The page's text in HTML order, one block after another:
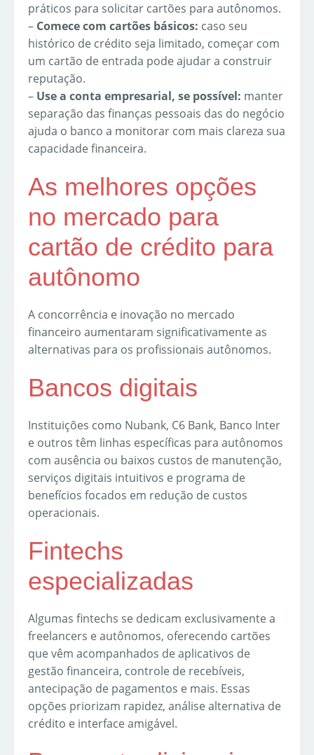
práticos para solicitar cartões para autônomos.
– Comece com cartões básicos: caso seu
histórico de crédito seja limitado, começar com
um cartão de entrada pode ajudar a construir
reputação.
– Use a conta empresarial, se possível: manter
separação das finanças pessoais das do negócio
ajuda o banco a monitorar com mais clareza sua
capacidade financeira.
As melhores opções
no mercado para
cartão de crédito para
autônomo
A concorrência e inovação no mercado
financeiro aumentaram significativamente as
alternativas para os profissionais autônomos.
Bancos digitais
Instituições como Nubank, C6 Bank, Banco Inter
e outros têm linhas específicas para autônomos
com ausência ou baixos custos de manutenção,
serviços digitais intuitivos e programa de
benefícios focados em redução de custos
operacionais.
Fintechs
especializadas
Algumas fintechs se dedicam exclusivamente a
freelancers e autônomos, oferecendo cartões
que vêm acompanhados de aplicativos de
gestão financeira, controle de recebíveis,
antecipação de pagamentos e mais. Essas
opções priorizam rapidez, análise alternativa de
crédito e interface amigável.